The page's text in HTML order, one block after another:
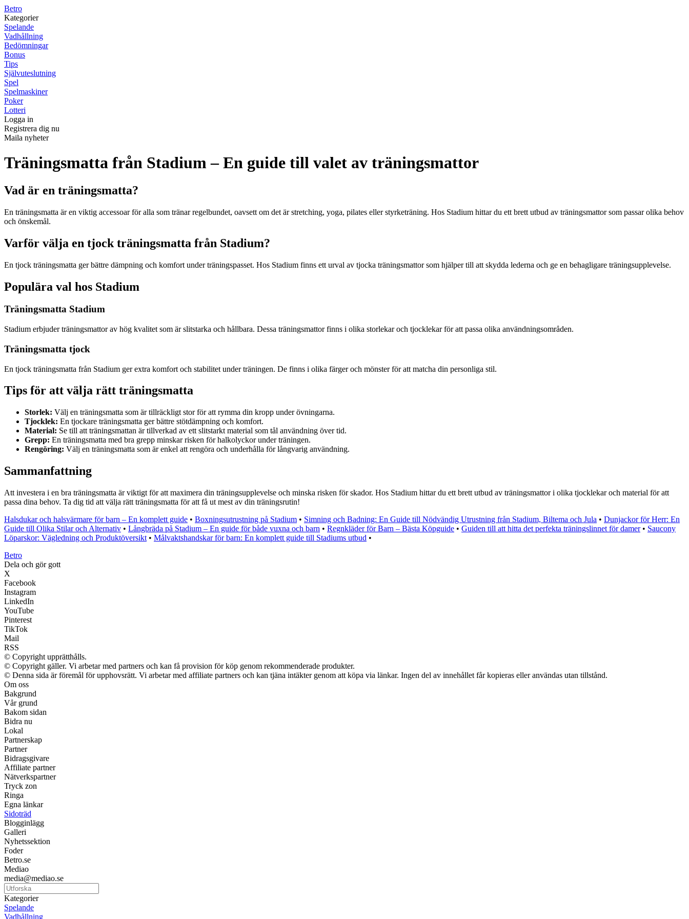
Betro
Kategorier
Spelande
Vadhållning
Bedömningar
Bonus
Tips
Självuteslutning
Spel
Spelmaskiner
Poker
Lotteri
Logga in
Registrera dig nu
Maila nyheter
Träningsmatta från Stadium – En guide till valet av träningsmattor
Vad är en träningsmatta?
En träningsmatta är en viktig accessoar för alla som tränar regelbundet, oavsett om det är stretching, yoga, pilates eller styrketräning. Hos Stadium hittar du ett brett utbud av träningsmattor som passar olika behov
och önskemål.
Varför välja en tjock träningsmatta från Stadium?
En tjock träningsmatta ger bättre dämpning och komfort under träningspasset. Hos Stadium finns ett urval av tjocka träningsmattor som hjälper till att skydda lederna och ge en behagligare träningsupplevelse.
Populära val hos Stadium
Träningsmatta Stadium
Stadium erbjuder träningsmattor av hög kvalitet som är slitstarka och hållbara. Dessa träningsmattor finns i olika storlekar och tjocklekar för att passa olika användningsområden.
Träningsmatta tjock
En tjock träningsmatta från Stadium ger extra komfort och stabilitet under träningen. De finns i olika färger och mönster för att matcha din personliga stil.
Tips för att välja rätt träningsmatta
Storlek: Välj en träningsmatta som är tillräckligt stor för att rymma din kropp under övningarna.
Tjocklek: En tjockare träningsmatta ger bättre stötdämpning och komfort.
Material: Se till att träningsmattan är tillverkad av ett slitstarkt material som tål användning över tid.
Grepp: En träningsmatta med bra grepp minskar risken för halkolyckor under träningen.
Rengöring: Välj en träningsmatta som är enkel att rengöra och underhålla för långvarig användning.
Sammanfattning
Att investera i en bra träningsmatta är viktigt för att maximera din träningsupplevelse och minska risken för skador. Hos Stadium hittar du ett brett utbud av träningsmattor i olika tjocklekar och material för att
passa dina behov. Ta dig tid att välja rätt träningsmatta för att få ut mest av din träningsrutin!
Halsdukar och halsvärmare för barn – En komplett guide • Boxningsutrustning på Stadium • Simning och Badning: En Guide till Nödvändig Utrustning från Stadium, Biltema och Jula • Dunjackor för Herr: En
Guide till Olika Stilar och Alternativ • Långbräda på Stadium – En guide för både vuxna och barn • Regnkläder för Barn – Bästa Köpguide • Guiden till att hitta det perfekta träningslinnet för damer• Saucony
Löparskor: Vägledning och Produktöversikt • Målvaktshandskar för barn: En komplett guide till Stadiums utbud •
Betro
Dela och gör gott
X
Facebook
Instagram
LinkedIn
YouTube
Pinterest
TikTok
Mail
RSS
© Copyright upprätthålls.
© Copyright gäller. Vi arbetar med partners och kan få provision för köp genom rekommenderade produkter.
© Denna sida är föremål för upphovsrätt. Vi arbetar med affiliate partners och kan tjäna intäkter genom att köpa via länkar. Ingen del av innehållet får kopieras eller användas utan tillstånd.
Om oss
Bakgrund
Vår grund
Bakom sidan
Bidra nu
Lokal
Partnerskap
Partner
Bidragsgivare
Affiliate partner
Nätverkspartner
Tryck zon
Ringa
Egna länkar
Sidoträd
Blogginlägg
Galleri
Nyhetssektion
Foder
Betro.se
Mediao
media@mediao.se
Kategorier
Spelande
Vadhållning